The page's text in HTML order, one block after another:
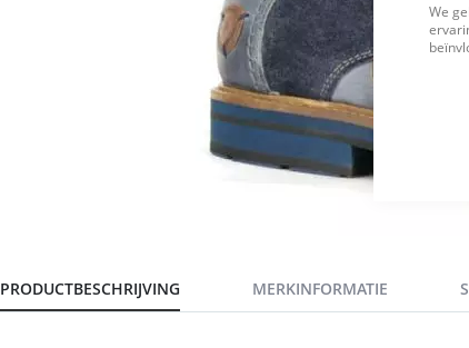
We
PRODUCTBESCHRIJVING MERKINFORMATIE